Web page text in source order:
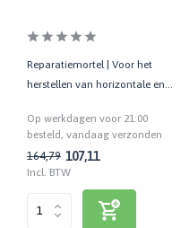
Reparatiemortel | Voor het
herstellen van horizontale en
Op werkdagen voor 21:00
besteld, vandaag verzonden
164,79 107,11
Incl. BTW